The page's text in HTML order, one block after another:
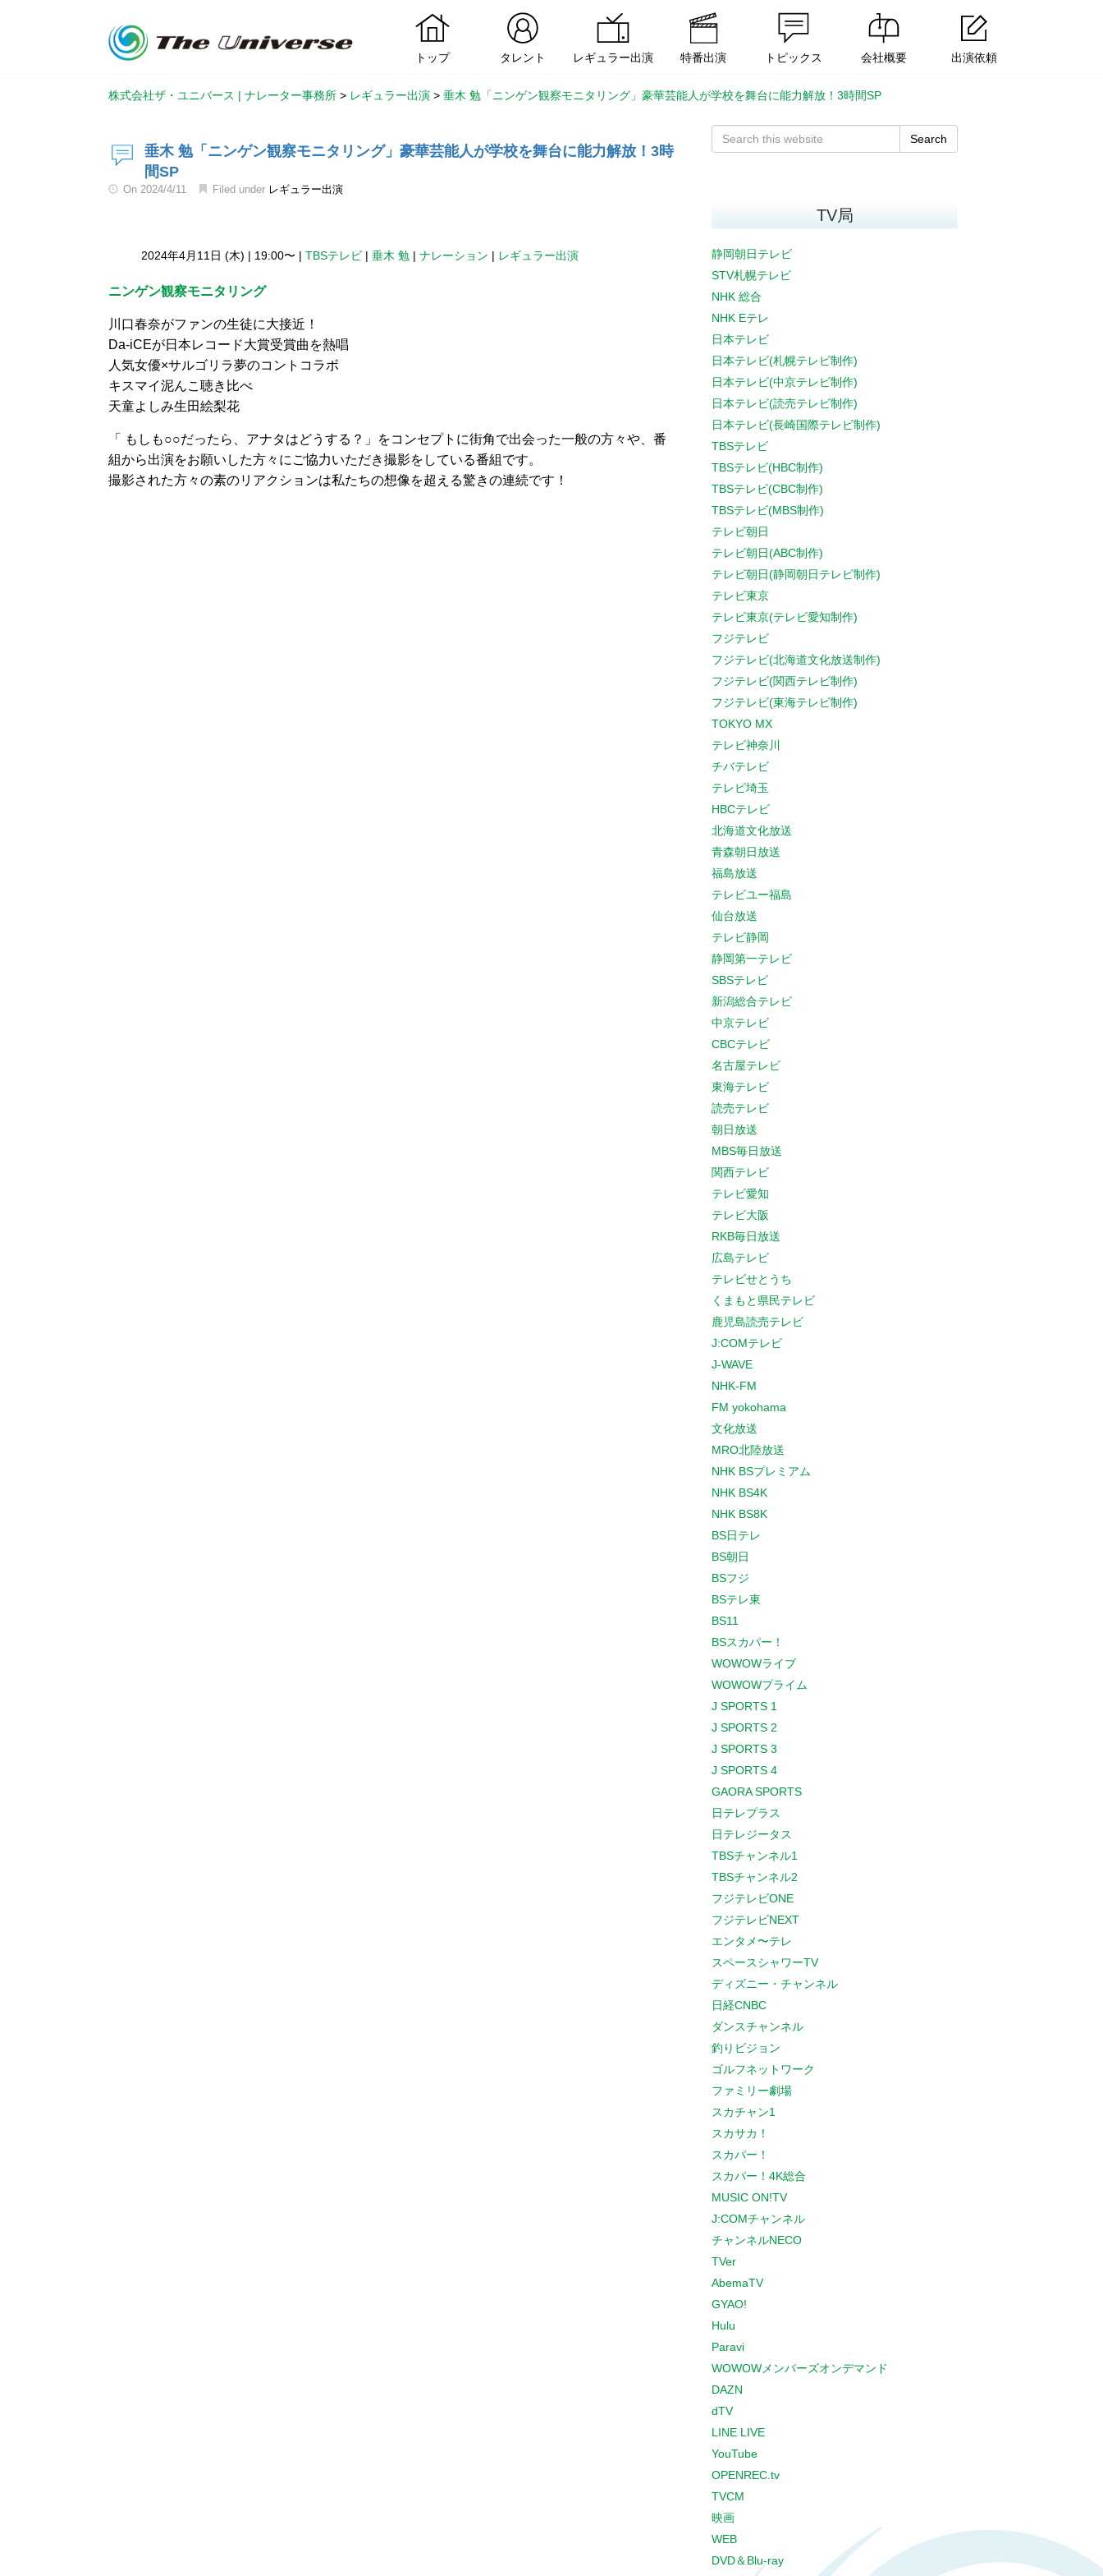
トップ タレント レギュラー出演 特番出演 トピックス 会社概要 出演依頼
株式会社ザ・ユニバース | ナレーター事務所 > レギュラー出演 > 垂木 勉「ニンゲン観察モニタリング」豪華芸能人が学校を舞台に能力解放！3時間SP
垂木 勉「ニンゲン観察モニタリング」豪華芸能人が学校を舞台に能力解放！3時
間SP
On 2024/4/11 Filed under レギュラー出演
2024年4月11日 (木) | 19:00〜 | TBSテレビ | 垂木 勉 | ナレーション | レギュラー出演
ニンゲン観察モニタリング
川口春奈がファンの生徒に大接近！
Da-iCEが日本レコード大賞受賞曲を熱唱
人気女優×サルゴリラ夢のコントコラボ
キスマイ泥んこ聴き比べ
天童よしみ生田絵梨花
「 もしも○○だったら、アナタはどうする？」をコンセプトに街角で出会った一般の方々や、番
組から出演をお願いした方々にご協力いただき撮影をしている番組です。
撮影された方々の素のリアクションは私たちの想像を超える驚きの連続です！
Search
TV局
静岡朝日テレビ
STV札幌テレビ
NHK 総合
NHK Eテレ
日本テレビ
日本テレビ(札幌テレビ制作)
日本テレビ(中京テレビ制作)
日本テレビ(読売テレビ制作)
日本テレビ(長崎国際テレビ制作)
TBSテレビ
TBSテレビ(HBC制作)
TBSテレビ(CBC制作)
TBSテレビ(MBS制作)
テレビ朝日
テレビ朝日(ABC制作)
テレビ朝日(静岡朝日テレビ制作)
テレビ東京
テレビ東京(テレビ愛知制作)
フジテレビ
フジテレビ(北海道文化放送制作)
フジテレビ(関西テレビ制作)
フジテレビ(東海テレビ制作)
TOKYO MX
テレビ神奈川
チバテレビ
テレビ埼玉
HBCテレビ
北海道文化放送
青森朝日放送
福島放送
テレビユー福島
仙台放送
テレビ静岡
静岡第一テレビ
SBSテレビ
新潟総合テレビ
中京テレビ
CBCテレビ
名古屋テレビ
東海テレビ
読売テレビ
朝日放送
MBS毎日放送
関西テレビ
テレビ愛知
テレビ大阪
RKB毎日放送
広島テレビ
テレビせとうち
くまもと県民テレビ
鹿児島読売テレビ
J:COMテレビ
J-WAVE
NHK-FM
FM yokohama
文化放送
MRO北陸放送
NHK BSプレミアム
NHK BS4K
NHK BS8K
BS日テレ
BS朝日
BSフジ
BSテレ東
BS11
BSスカパー！
WOWOWライブ
WOWOWプライム
J SPORTS 1
J SPORTS 2
J SPORTS 3
J SPORTS 4
GAORA SPORTS
日テレプラス
日テレジータス
TBSチャンネル1
TBSチャンネル2
フジテレビONE
フジテレビNEXT
エンタメ〜テレ
スペースシャワーTV
ディズニー・チャンネル
日経CNBC
ダンスチャンネル
釣りビジョン
ゴルフネットワーク
ファミリー劇場
スカチャン1
スカサカ！
スカパー！
スカパー！4K総合
MUSIC ON!TV
J:COMチャンネル
チャンネルNECO
TVer
AbemaTV
GYAO!
Hulu
Paravi
WOWOWメンバーズオンデマンド
DAZN
dTV
LINE LIVE
YouTube
OPENREC.tv
TVCM
映画
WEB
DVD＆Blu-ray